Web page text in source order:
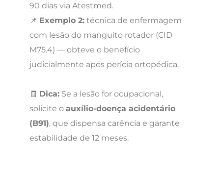
90 dias via Atestmed.
📌 Exemplo 2: técnica de enfermagem
com lesão do manguito rotador (CID
M75.4) — obteve o benefício
judicialmente após perícia ortopédica.
🧾 Dica: Se a lesão for ocupacional,
solicite o auxílio-doença acidentário
(B91), que dispensa carência e garante
estabilidade de 12 meses.